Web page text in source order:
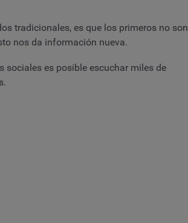
tradicionales, es que los primeros no son
nos da información nueva.
sociales es posible escuchar miles de